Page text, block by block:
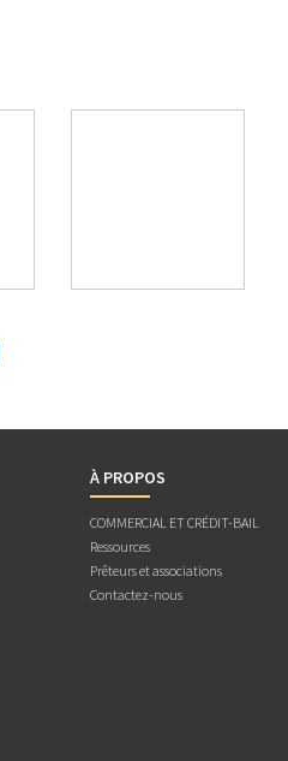
À PROPOS
COMMERCIAL ET CRÉDIT-BAIL
Ressources
Prêteurs et associations
Contactez-nous